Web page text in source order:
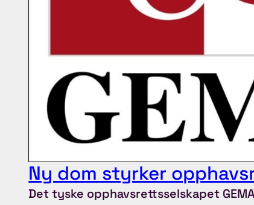
Ny dom styrker
Det tyske opphavsrettsselskapet